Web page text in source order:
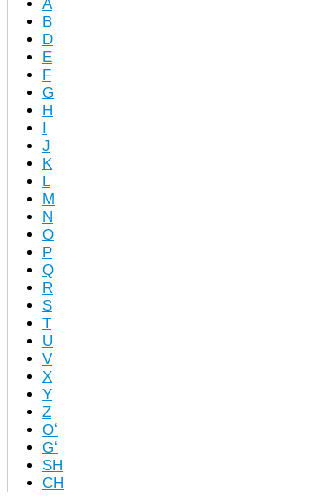
A
B
D
E
F
G
H
I
J
K
L
M
N
O
P
Q
R
S
T
U
V
X
Y
Z
Oʻ
Gʻ
SH
CH